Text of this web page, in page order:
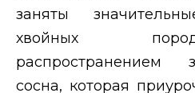
заняты
хвойных
распространением
сосна, которая